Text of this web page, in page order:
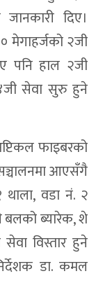
जानकारी दिए।
मेगाहर्जको २जी
पनि हाल २जी
४जी सेवा सुरु हुने
फाइबरको
आएसँगै
थाला, वडा नं. २
बलको ब्यारेक, शे
सेवा विस्तार हुने
डा. कमल